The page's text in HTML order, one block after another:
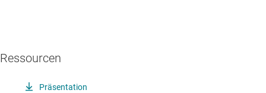
Ressourcen
Präsentation